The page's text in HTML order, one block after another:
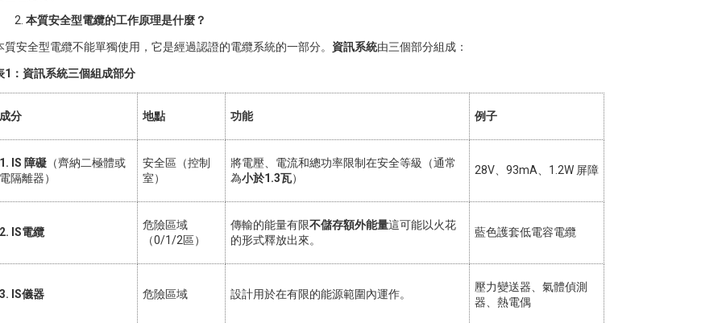
本質安全型電纜的工作原理是什麼？
質安全型電纜不能單獨使用，它是經過認證的電纜系統的一部分。 資訊系統由三個部分組成：
1：資訊系統三個組成部分
成分 地點 功能 例子
1. IS 障礙（齊納二極體或
電隔離器）
安全區（控制
室）
將電壓、電流和總功率限制在安全等級（通常
為小於1.3瓦）
28V、93mA、1.2W 屏障
2. IS電纜
危險區域
（0/1/2區）
傳輸的能量有限不儲存額外能量這可能以火花
的形式釋放出來。
藍色護套低電容電纜
3. IS儀器 危險區域 設計用於在有限的能源範圍內運作。
壓力變送器、氣體偵測
器、熱電偶